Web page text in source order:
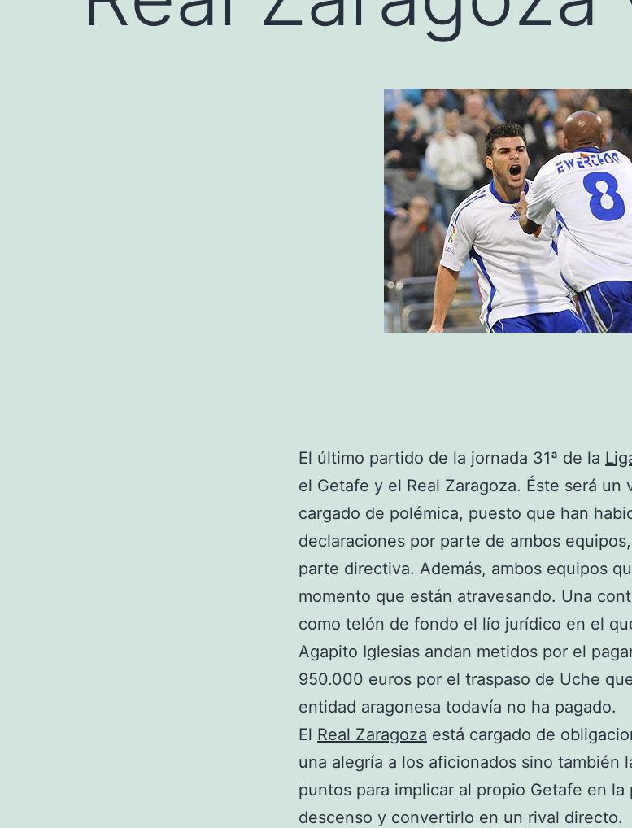
El último partido de la jornada 31ª de la
el Getafe y el Real Zaragoza. Éste será un
cargado de polémica, puesto que han
declaraciones por parte de ambos
parte directiva. Además, ambos equipos
momento que están atravesando. Una
como telón de fondo el lío jurídico en el
Agapito Iglesias andan metidos por el
950.000 euros por el traspaso de Uche
entidad aragonesa todavía no ha pagado.
El Real Zaragoza está cargado de
una alegría a los aficionados sino también
puntos para implicar al propio Getafe en la
descenso y convertirlo en un rival directo.